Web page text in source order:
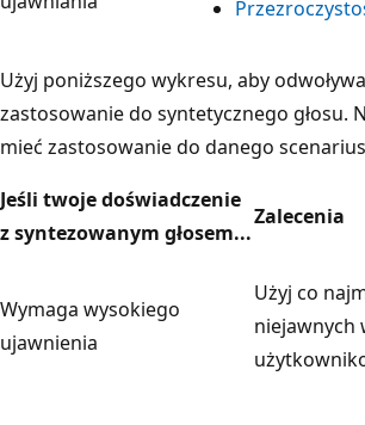
Użyj poniższego wykresu, aby
zastosowanie do syntetycznego
mieć zastosowanie do danego
Jeśli twoje doświadczenie
z syntezowanym głosem...
Zalecenia
Wymaga wysokiego
ujawnienia
Użyj co
niejawnych